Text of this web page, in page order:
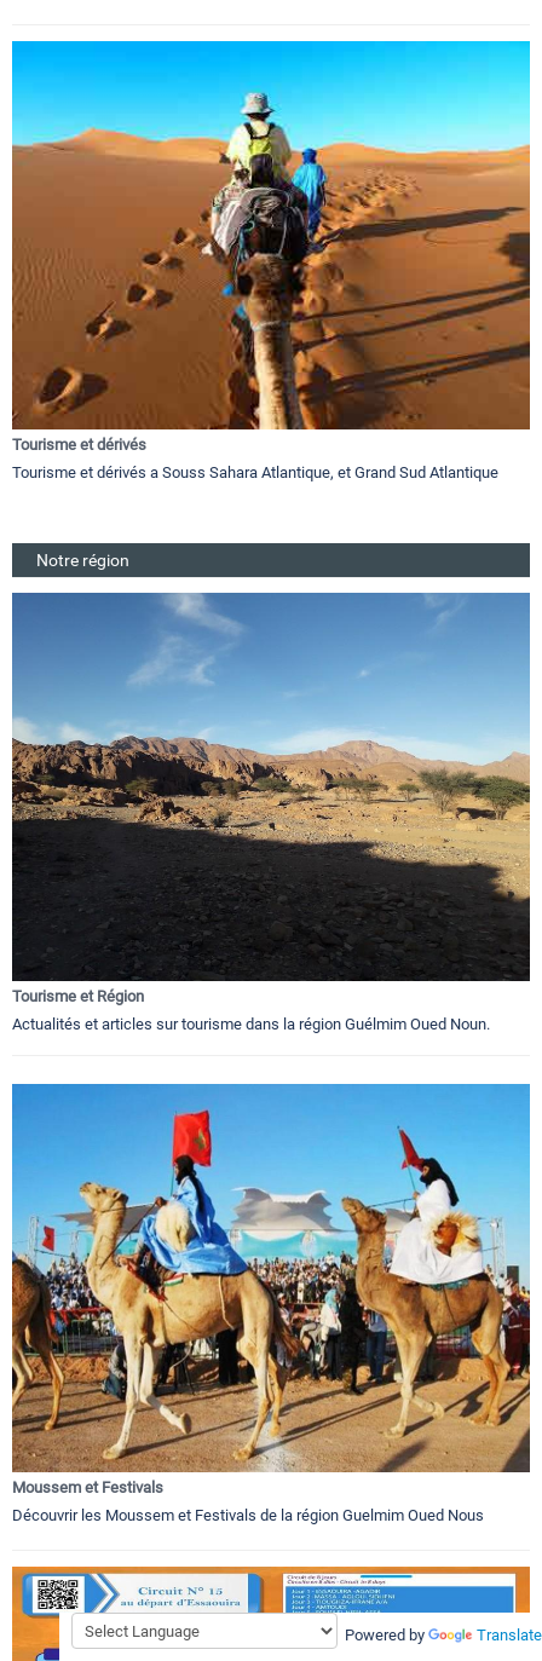
Tourisme et dérivés
Tourisme et dérivés a Souss Sahara Atlantique, et Grand Sud Atlantique
Notre région
Tourisme et Région
Actualités et articles sur tourisme dans la région Guélmim Oued Noun.
Moussem et Festivals
Découvrir les Moussem et Festivals de la région Guelmim Oued Nous
Powered by Translate